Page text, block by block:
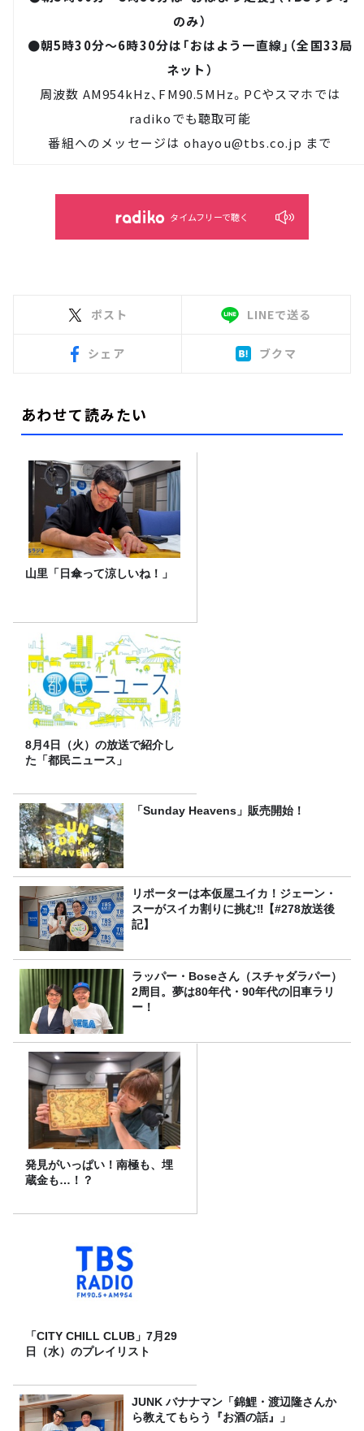
のみ）
●朝5時30分～6時30分は「おはよう一直線」（全国33局
ネット）
周波数 AM954kHz、FM90.5MHz。PCやスマホでは
radikoでも聴取可能
番組へのメッセージは ohayou@tbs.co.jp まで
タイムフリーで聴く
ポスト LINEで送る
シェア ブクマ
あわせて読みたい
山里「日傘って涼しいね！」
8月4日（火）の放送で紹介し
た「都民ニュース」
「Sunday Heavens」販売開始！
リポーターは本仮屋ユイカ！ジェーン・
スーがスイカ割りに挑む‼【#278放送後
記】
ラッパー・Boseさん（スチャダラパー）
2周目。夢は80年代・90年代の旧車ラリ
ー！
発見がいっぱい！南極も、埋
蔵金も…！？
「CITY CHILL CLUB」7月29
日（水）のプレイリスト
JUNK バナナマン「錦鯉・渡辺隆さんか
ら教えてもらう『お酒の話』」